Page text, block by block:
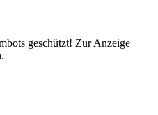
geschützt! Zur Anzeige